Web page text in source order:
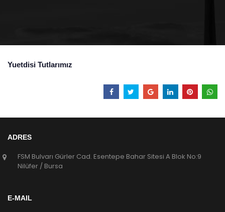
Yuetdisi Tutlarımız
ADRES
FSM Bulvarı Gürler Cad. Esentepe Bahar Sitesi A Blok No:9
Nilüfer / Bursa
E-MAIL